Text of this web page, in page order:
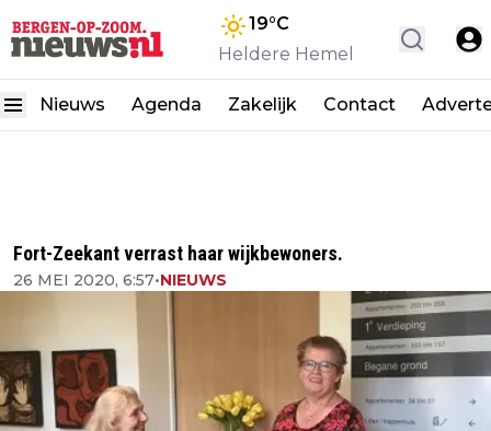
19°C
Heldere Hemel
Nieuws Agenda Zakelijk Contact
Fort-Zeekant verrast haar wijkbewoners.
26 MEI 2020, 6:57•NIEUWS